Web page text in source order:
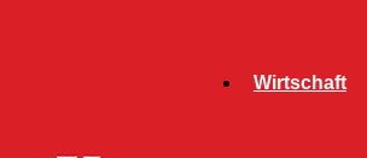
Wirtschaft